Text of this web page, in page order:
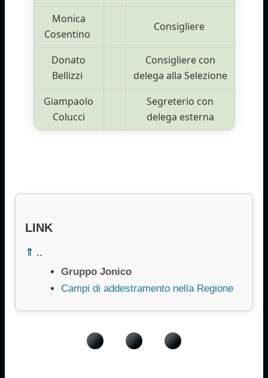
Monica
Cosentino
Consigliere
Donato
Bellizzi
Consigliere con
delega alla Selezione
Giampaolo
Colucci
Segreterio con
delega esterna
LINK
⇑ ..
Gruppo Jonico
Campi di addestramento nella Regione